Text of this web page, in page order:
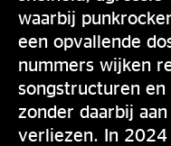
waarbij
een opvallende
nummers wijken
songstructuren en
zonder daarbij
verliezen. In